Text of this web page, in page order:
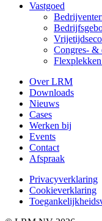
Vastgoed
Congres- &
Over LRM
Downloads
Nieuws
Cases
Werken bij
Events
Contact
Afspraak
Privacyverklaring
Cookieverklaring